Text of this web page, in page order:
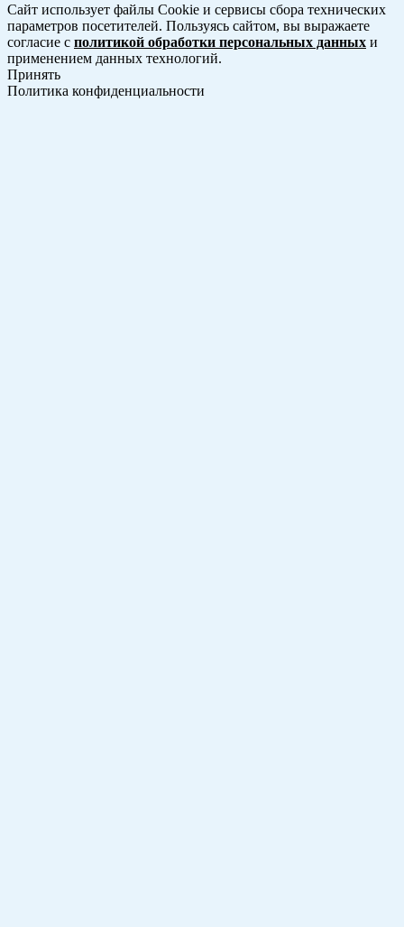
Сайт использует файлы Cookie и сервисы сбора технических
параметров посетителей. Пользуясь сайтом, вы выражаете
согласие с политикой обработки персональных данных и
применением данных технологий.
Принять
Политика конфиденциальности